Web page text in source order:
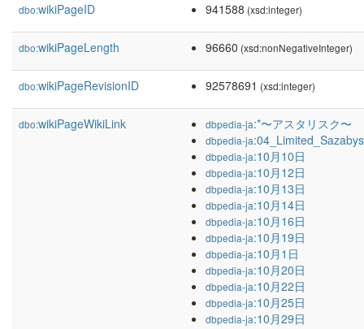
dbo:wikiPageID 941588 (xsd:integer)
dbo:wikiPageLength 96660 (xsd:nonNegativeInteger)
dbo:wikiPageRevisionID 92578691 (xsd:integer)
dbo:wikiPageWikiLink dbpedia-ja:*〜アスタリスク〜
dbpedia-ja:04_Limited_Sazabys
dbpedia-ja:10月10日
dbpedia-ja:10月12日
dbpedia-ja:10月13日
dbpedia-ja:10月14日
dbpedia-ja:10月16日
dbpedia-ja:10月19日
dbpedia-ja:10月1日
dbpedia-ja:10月20日
dbpedia-ja:10月22日
dbpedia-ja:10月25日
dbpedia-ja:10月29日